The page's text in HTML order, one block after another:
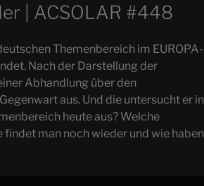
| ACSOLAR #448
Themenbereich im EUROPA-
Nach der Darstellung der
Abhandlung über den
aus. Und die untersucht er in
heute aus? Welche
man noch wieder und wie haben